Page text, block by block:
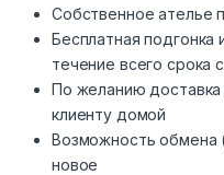
Собственное ателье
Бесплатная подгонка
течение всего срока
По желанию доставка
клиенту домой
Возможность обмена
новое